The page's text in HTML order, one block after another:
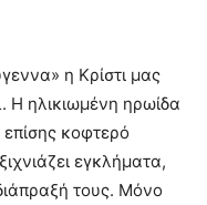
η Κρίστι μας
Η ηλικιωμένη ηρωίδα
κοφτερό
εγκλήματα,
τους. Μόνο